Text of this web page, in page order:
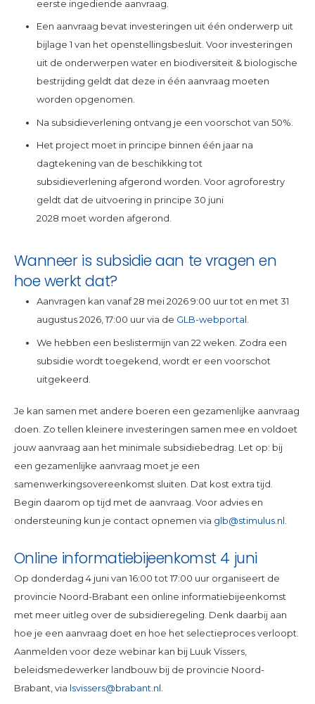
eerste ingediende aanvraag.
Een aanvraag bevat investeringen uit één onderwerp uit
bijlage 1 van het openstellingsbesluit. Voor investeringen
uit de onderwerpen water en biodiversiteit & biologische
bestrijding geldt dat deze in één aanvraag moeten
worden opgenomen.
Na subsidieverlening ontvang je een voorschot van 50%.
Het project moet in principe binnen één jaar na
dagtekening van de beschikking tot
subsidieverlening afgerond worden. Voor agroforestry
geldt dat de uitvoering in principe 30 juni
2028 moet worden afgerond.
Wanneer is subsidie aan te vragen en
hoe werkt dat?
Aanvragen kan vanaf 28 mei 2026 9:00 uur tot en met 31
augustus 2026, 17:00 uur via de GLB-webportal.
We hebben een beslistermijn van 22 weken. Zodra een
subsidie wordt toegekend, wordt er een voorschot
uitgekeerd.
Je kan samen met andere boeren een gezamenlijke aanvraag
doen. Zo tellen kleinere investeringen samen mee en voldoet
jouw aanvraag aan het minimale subsidiebedrag. Let op: bij
een gezamenlijke aanvraag moet je een
samenwerkingsovereenkomst sluiten. Dat kost extra tijd.
Begin daarom op tijd met de aanvraag. Voor advies en
ondersteuning kun je contact opnemen via glb@stimulus.nl
Online informatiebijeenkomst 4 juni
Op donderdag 4 juni van 16:00 tot 17:00 uur organiseert de
provincie Noord-Brabant een online informatiebijeenkomst
met meer uitleg over de subsidieregeling. Denk daarbij aan
hoe je een aanvraag doet en hoe het selectieproces verloopt.
Aanmelden voor deze webinar kan bij Luuk Vissers,
beleidsmedewerker landbouw bij de provincie Noord-
Brabant, via lsvissers@brabant.nl.